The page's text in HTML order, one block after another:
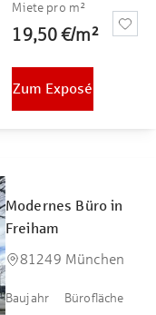
Miete pro m²
19,50 €/m²
Zum Exposé
Modernes Büro in
Freiham
81249 München
Baujahr Bürofläche